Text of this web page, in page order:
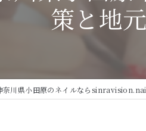
策と地
奈川県小田原のネイルなら